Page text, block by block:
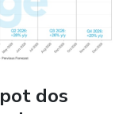
dos